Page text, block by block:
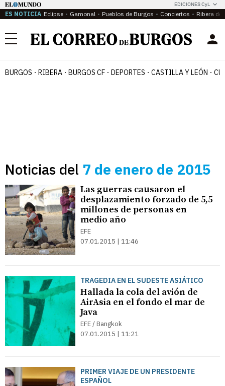
EDICIONES CyL
ES NOTICIA Eclipse Gamonal Pueblos de Burgos Conciertos Ribera del
Menú
BURGOS RIBERA BURGOS CF DEPORTES CASTILLA Y LEÓN
Noticias del 7 de enero de 2015
Las guerras causaron el
desplazamiento forzado de 5,5
millones de personas en
medio año
EFE
07.01.2015 | 11:46
TRAGEDIA EN EL SUDESTE ASIÁTICO
Hallada la cola del avión de
AirAsia en el fondo el mar de
Java
EFE / Bangkok
07.01.2015 | 11:21
PRIMER VIAJE DE UN PRESIDENTE
ESPAÑOL